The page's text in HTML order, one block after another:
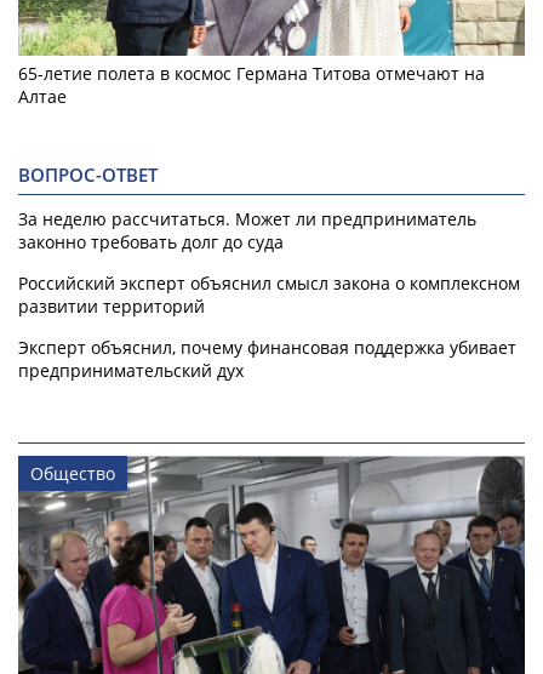
65-летие полета в космос Германа Титова отмечают на
Алтае
ВОПРОС-ОТВЕТ
За неделю рассчитаться. Может ли предприниматель
законно требовать долг до суда
Российский эксперт объяснил смысл закона о комплексном
развитии территорий
Эксперт объяснил, почему финансовая поддержка убивает
предпринимательский дух
Общество